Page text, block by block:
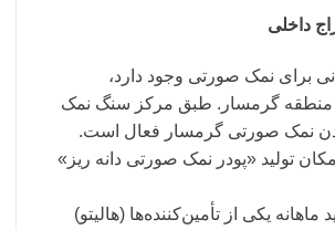
داخلی
برای نمک صورتی وجود دارد،
گرمسار. طبق مرکز سنگ نمک
نمک صورتی گرمسار فعال است.
تولید «پودر نمک صورتی دانه ریز»
ماهانه یکی از تأمین‌کننده‌ها (هالیتو)